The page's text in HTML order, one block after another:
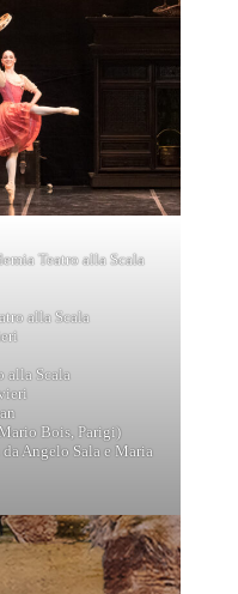
Teatro alla Scala
alla Scala
alla Scala
Bois, Parigi)
Angelo Sala e Maria